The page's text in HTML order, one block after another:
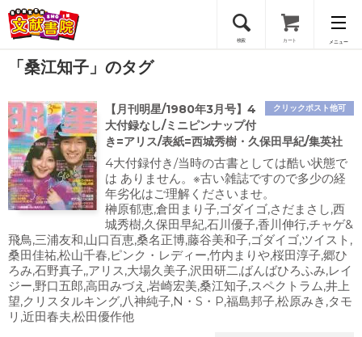
検索 カート メニュー
会員登録
ログイン
「桑江知子」のタグ
クリックポスト他可
【月刊明星/1980年3月号】4
大付録なし/ミニピンナップ付
き=アリス/表紙=西城秀樹・久保田早紀/集英社
4大付録付き/当時の古書としては酷い状態で
は ありません。※古い雑誌ですので多少の経
年劣化はご理解くださいませ。
榊原郁恵,倉田まり子,ゴダイゴ,さだまさし,西
城秀樹,久保田早紀,石川優子,香川伸行,チャゲ&
飛鳥,三浦友和,山口百恵,桑名正博,藤谷美和子,ゴダイゴ,ツイスト,
桑田佳祐,松山千春,ピンク・レディー,竹内まりや,桜田淳子,郷ひ
ろみ,石野真子,,アリス,大場久美子,沢田研二,ばんばひろふみ,レイ
ジー,野口五郎,高田みづえ,岩崎宏美,桑江知子,スペクトラム,井上
望,クリスタルキング,八神純子,N・S・P,福島邦子,松原みき,タモ
リ,近田春夫,松田優作他